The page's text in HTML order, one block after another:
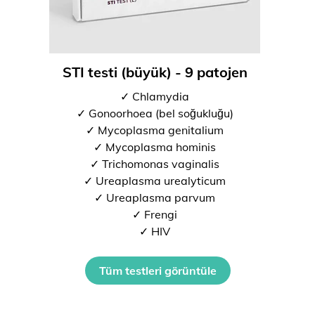
STI testi (büyük) - 9 patojen
✓ Chlamydia
✓ Gonoorhoea (bel soğukluğu)
✓ Mycoplasma genitalium
✓ Mycoplasma hominis
✓ Trichomonas vaginalis
✓ Ureaplasma urealyticum
✓ Ureaplasma parvum
✓ Frengi
✓ HIV
Tüm testleri görüntüle